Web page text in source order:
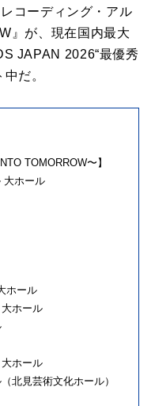
コーディング・アル
』が、現在国内最大
JAPAN 2026“最優秀
だ。
TOMORROW〜】
大ホール
ホール
ホール
ホール
北見芸術文化ホール）